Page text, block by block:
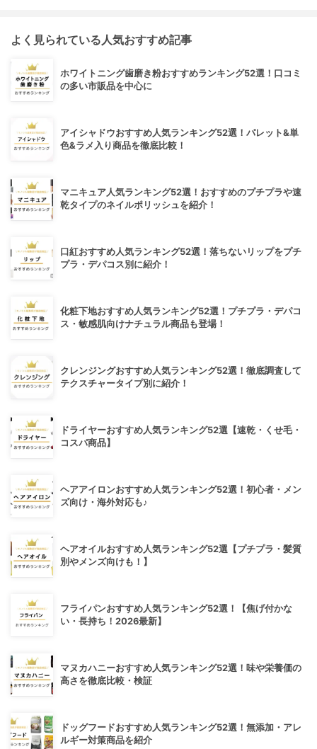
よく見られている人気おすすめ記事
ホワイトニング歯磨き粉おすすめランキング52選！口コミ
の多い市販品を中心に
アイシャドウおすすめ人気ランキング52選！パレット&単
色&ラメ入り商品を徹底比較！
マニキュア人気ランキング52選！おすすめのプチプラや速
乾タイプのネイルポリッシュを紹介！
口紅おすすめ人気ランキング52選！落ちないリップをプチ
プラ・デパコス別に紹介！
化粧下地おすすめ人気ランキング52選！プチプラ・デパコ
ス・敏感肌向けナチュラル商品も登場！
クレンジングおすすめ人気ランキング52選！徹底調査して
テクスチャータイプ別に紹介！
ドライヤーおすすめ人気ランキング52選【速乾・くせ毛・
コスパ商品】
ヘアアイロンおすすめ人気ランキング52選！初心者・メン
ズ向け・海外対応も♪
ヘアオイルおすすめ人気ランキング52選【プチプラ・髪質
別やメンズ向けも！】
フライパンおすすめ人気ランキング52選！【焦げ付かな
い・長持ち！2026最新】
マヌカハニーおすすめ人気ランキング52選！味や栄養価の
高さを徹底比較・検証
ドッグフードおすすめ人気ランキング52選！無添加・アレ
ルギー対策商品を紹介